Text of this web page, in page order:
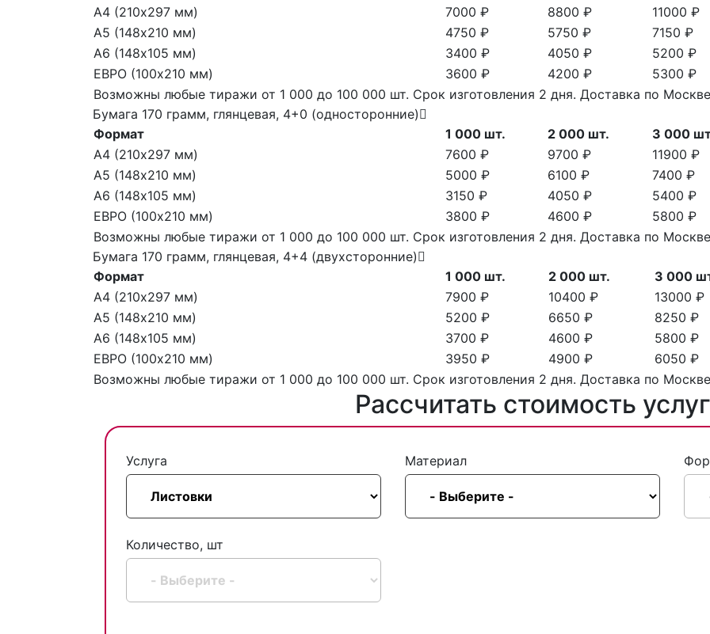
А4 (210х297 мм)
7000 ₽ 8800 ₽
11000 ₽
А5 (148х210 мм)
4750 ₽ 5750 ₽
7150 ₽
А6 (148х105 мм)
3400 ₽ 4050 ₽
5200 ₽
ЕВРО (100х210 мм)
3600 ₽ 4200 ₽
5300 ₽
Возможны любые тиражи от 1 000 до 100 000 шт. Срок изготовления 2 дня. Доставка по
Бумага 170 грамм, глянцевая, 4+0 (односторонние)
Формат
1 000 шт. 2 000 шт.
3 000
А4 (210х297 мм)
7600 ₽ 9700 ₽
11900 ₽
А5 (148х210 мм)
5000 ₽ 6100 ₽
7400 ₽
А6 (148х105 мм)
3150 ₽ 4050 ₽
5400 ₽
ЕВРО (100х210 мм)
3800 ₽ 4600 ₽
5800 ₽
Возможны любые тиражи от 1 000 до 100 000 шт. Срок изготовления 2 дня. Доставка по
Бумага 170 грамм, глянцевая, 4+4 (двухсторонние)
Формат
1 000 шт. 2 000 шт.
3 000
А4 (210х297 мм)
7900 ₽ 10400 ₽
13000 ₽
А5 (148х210 мм)
5200 ₽ 6650 ₽
8250 ₽
А6 (148х105 мм)
3700 ₽ 4600 ₽
5800 ₽
ЕВРО (100х210 мм)
3950 ₽ 4900 ₽
6050 ₽
Возможны любые тиражи от 1 000 до 100 000 шт. Срок изготовления 2 дня. Доставка по
Рассчитать стоимость услуг
Услуга Материал
Количество, шт